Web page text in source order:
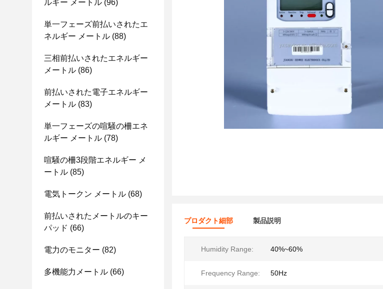
ルギー メートル (96)
単一フェーズ前払いされたエ
ネルギー メートル (88)
三相前払いされたエネルギー
メートル (86)
前払いされた電子エネルギー
メートル (83)
単一フェーズの喧騒の柵エネ
ルギー メートル (78)
喧騒の柵3段階エネルギー メ
ートル (85)
電気トークン メートル (68)
前払いされたメートルのキー
パッド (66)
電力のモニター (82)
多機能力メートル (66)
プロダクト細部 製品説明
Humidity Range: 40%~60%
Frequency Range: 50Hz